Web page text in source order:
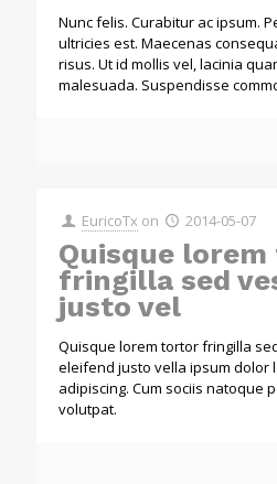
Nunc felis. Curabitur ac ipsum.
ultricies est. Maecenas
risus. Ut id mollis vel, lacinia
malesuada. Suspendisse
EuricoTx on 2014-05-07
Quisque
fringilla sed
justo vel
Quisque lorem tortor fringilla
eleifend justo vella ipsum dolor
adipiscing. Cum sociis natoque
volutpat.